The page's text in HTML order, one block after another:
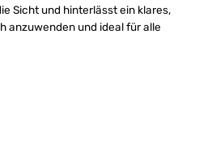
Sicht und hinterlässt ein klares,
anzuwenden und ideal für alle